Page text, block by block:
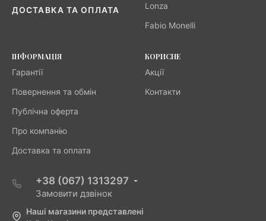
ДОСТАВКА ТА ОПЛАТА Lonza
Fabio Monelli
ІНФОРМАЦІЯ
Гарантії
Повернення та обмін
Публічна оферта
Про компанію
Доставка та оплата
КОРИСНЕ
Акції
Контакти
+38 (067) 1313297
Замовити дзвінок
Наші магазини представлені